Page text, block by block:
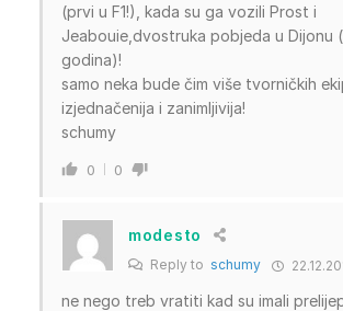
(prvi u F1!), kada su ga vozili Prost i
Jeabouie,dvostruka pobjeda u Dijonu
godina)!
samo neka bude čim više tvorničkih
izjednačenija i zanimljivija!
schumy
0 0
modesto
Reply to schumy
ne nego treb vratiti kad su imali